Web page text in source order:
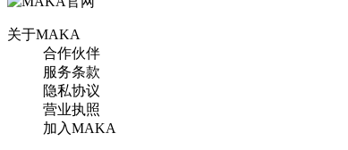
关于MAKA
合作伙伴
服务条款
隐私协议
营业执照
加入MAKA